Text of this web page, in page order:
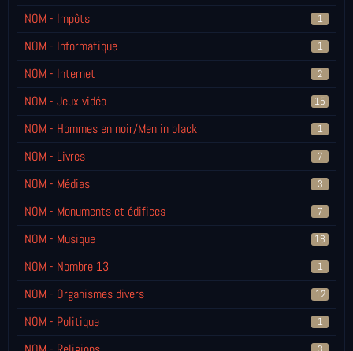
NOM - Impôts 1
NOM - Informatique 1
NOM - Internet 2
NOM - Jeux vidéo 15
NOM - Hommes en noir/Men in black 1
NOM - Livres 7
NOM - Médias 3
NOM - Monuments et édifices 7
NOM - Musique 18
NOM - Nombre 13 1
NOM - Organismes divers 12
NOM - Politique 1